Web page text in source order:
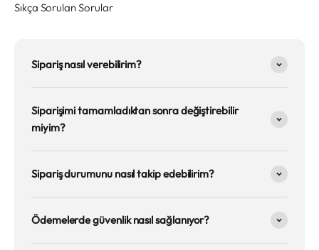
Sıkça Sorulan Sorular
Sipariş nasıl verebilirim?
Siparişimi tamamladıktan sonra değiştirebilir
miyim?
Sipariş durumunu nasıl takip edebilirim?
Ödemelerde güvenlik nasıl sağlanıyor?